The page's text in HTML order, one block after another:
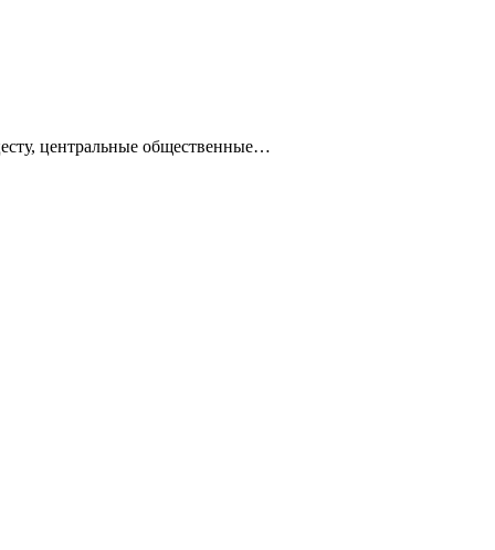
центральные общественные…